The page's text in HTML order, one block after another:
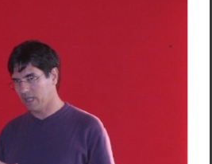
de la Sainte-Victoire